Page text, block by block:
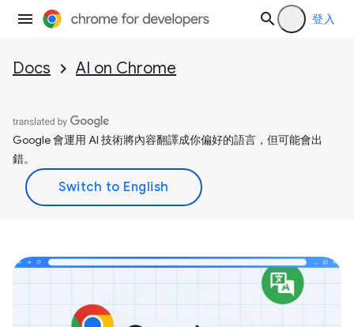
登入
Docs AI on Chrome
Google 會運用 AI 技術將內容翻譯成你偏好的語言，但可能會出
錯。